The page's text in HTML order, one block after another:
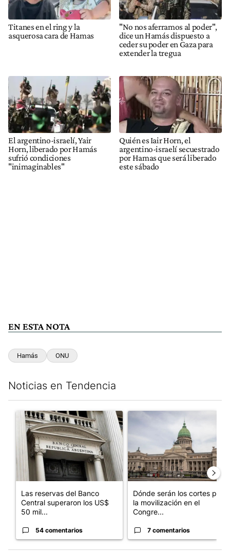
Titanes en el ring y la
asquerosa cara de Hamas
"No nos aferramos al poder",
dice un Hamás dispuesto a
ceder su poder en Gaza para
extender la tregua
El argentino-israelí, Yair
Horn, liberado por Hamás
sufrió condiciones
"inimaginables"
Quién es Iair Horn, el
argentino-israelí secuestrado
por Hamas que será liberado
este sábado
EN ESTA NOTA
Hamás ONU
Noticias en Tendencia
Un artículo de tendencia con el título "Las reservas del Banco
Las reservas del Banco
Central superaron los US$
50 mil...
54 comentarios
Un artículo de tendencia
Dónde serán los cortes por
la movilización en el
Congre...
7 comentarios